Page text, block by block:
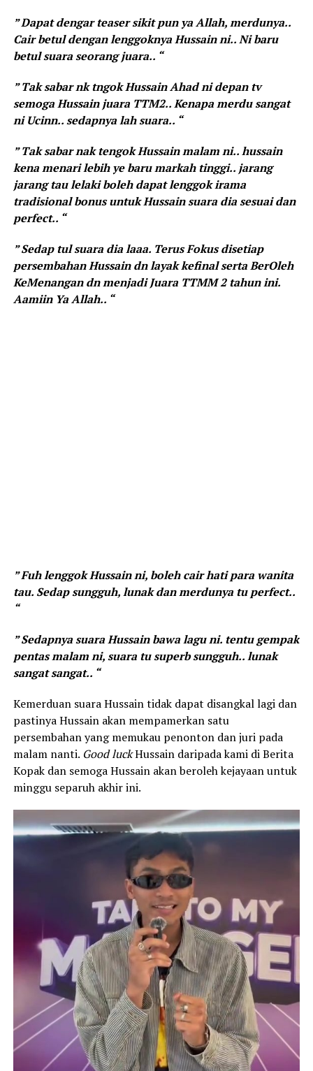
” Dapat dengar teaser sikit pun ya Allah, merdunya..
Cair betul dengan lenggoknya Hussain ni.. Ni baru
betul suara seorang juara.. “
” Tak sabar nk tngok Hussain Ahad ni depan tv
semoga Hussain juara TTM2.. Kenapa merdu sangat
ni Ucinn.. sedapnya lah suara.. “
” Tak sabar nak tengok Hussain malam ni.. hussain
kena menari lebih ye baru markah tinggi.. jarang
jarang tau lelaki boleh dapat lenggok irama
tradisional bonus untuk Hussain suara dia sesuai dan
perfect.. “
” Sedap tul suara dia laaa. Terus Fokus disetiap
persembahan Hussain dn layak kefinal serta BerOleh
KeMenangan dn menjadi Juara TTMM 2 tahun ini.
Aamiin Ya Allah.. “
” Fuh lenggok Hussain ni, boleh cair hati para wanita
tau. Sedap sungguh, lunak dan merdunya tu perfect..
“
” Sedapnya suara Hussain bawa lagu ni. tentu gempak
pentas malam ni, suara tu superb sungguh.. lunak
sangat sangat.. “
Kemerduan suara Hussain tidak dapat disangkal lagi dan
pastinya Hussain akan mempamerkan satu
persembahan yang memukau penonton dan juri pada
malam nanti. Good luckHussain daripada kami di Berita
Kopak dan semoga Hussain akan beroleh kejayaan untuk
minggu separuh akhir ini.